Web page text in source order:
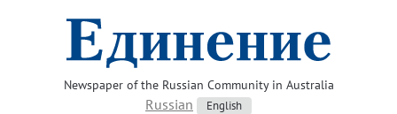
Newspaper of the Russian Community in Australia
Russian English